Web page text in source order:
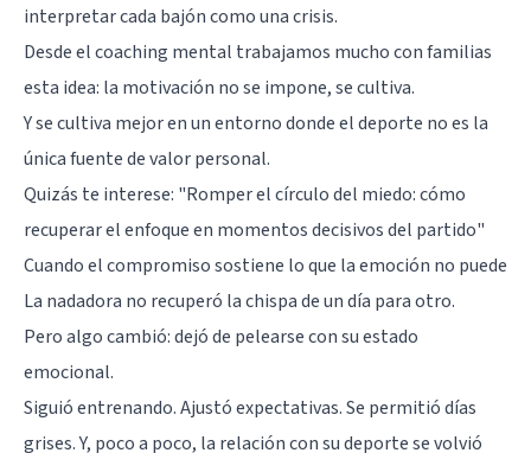
interpretar cada bajón como una crisis.
Desde el coaching mental trabajamos mucho con familias
esta idea: la motivación no se impone, se cultiva.
Y se cultiva mejor en un entorno donde el deporte no es la
única fuente de valor personal.
Quizás te interese: "Romper el círculo del miedo: cómo
recuperar el enfoque en momentos decisivos del partido"
Cuando el compromiso sostiene lo que la emoción no puede
La nadadora no recuperó la chispa de un día para otro.
Pero algo cambió: dejó de pelearse con su estado
emocional.
Siguió entrenando. Ajustó expectativas. Se permitió días
grises. Y, poco a poco, la relación con su deporte se volvió